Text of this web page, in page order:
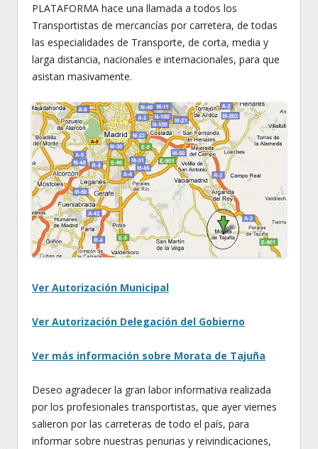
PLATAFORMA hace una llamada a todos los
Transportistas de mercancías por carretera, de todas
las especialidades de Transporte, de corta, media y
larga distancia, nacionales e internacionales, para que
asistan masivamente.
Ver Autorización Municipal
Ver Autorización Delegación del Gobierno
Ver más información sobre Morata de Tajuña
Deseo agradecer la gran labor informativa realizada
por los profesionales transportistas, que ayer viernes
salieron por las carreteras de todo el país, para
informar sobre nuestras penurias y reivindicaciones,